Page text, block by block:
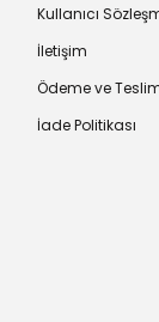
Kullanıcı
İletişim
Ödeme ve
İade Politikası